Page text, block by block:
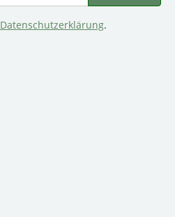
Datenschutzerklärung.